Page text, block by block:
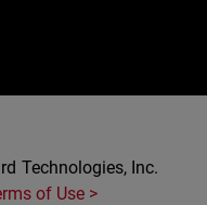
Technologies, Inc.
of Use >